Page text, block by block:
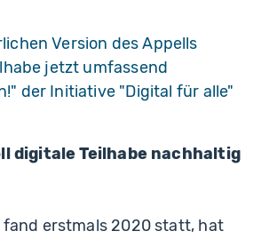
Version des Appells
jetzt umfassend
der Initiative "Digital für alle"
digitale Teilhabe nachhaltig
fand erstmals 2020 statt, hat